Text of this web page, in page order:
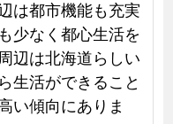
は都市機能も充実
少なく都心生活を
辺は北海道らしい
生活ができること
い傾向にありま